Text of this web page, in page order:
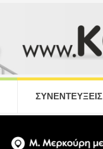
ΣΥΝΕΝΤΕΥΞΕΙΣ